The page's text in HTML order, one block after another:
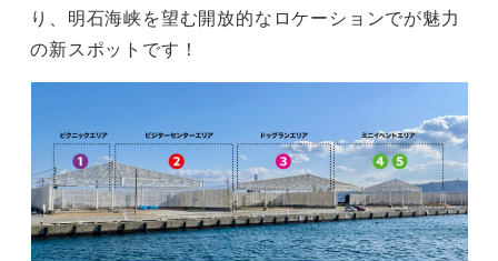
り、明石海峡を望む開放的なロケーションでが魅力
の新スポットです！